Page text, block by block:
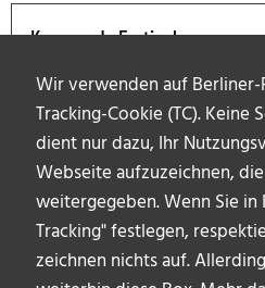
Wir verwenden auf
Tracking-Cookie (TC). Keine
dient nur dazu, Ihr
Webseite aufzuzeichnen,
weitergegeben. Wenn Sie in
Tracking" festlegen,
zeichnen nichts auf.
Kommende Festivals